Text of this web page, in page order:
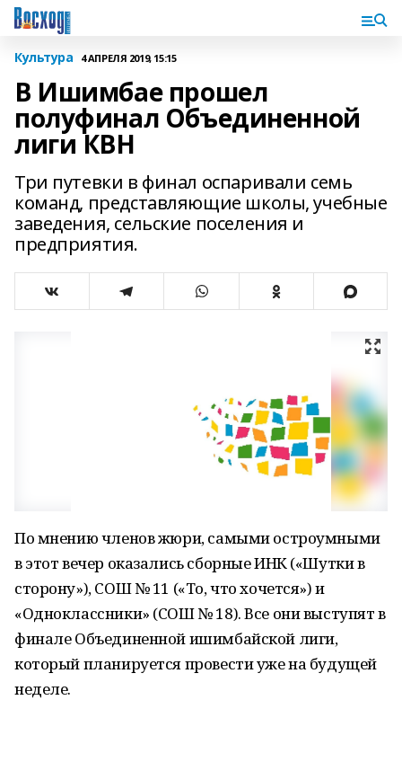
Культура 4 АПРЕЛЯ 2019, 15:15
В Ишимбае прошел
полуфинал Объединенной
лиги КВН
Три путевки в финал оспаривали семь
команд, представляющие школы, учебные
заведения, сельские поселения и
предприятия.
По мнению членов жюри, самыми остроумными
в этот вечер оказались сборные ИНК («Шутки в
сторону»), СОШ № 11 («То, что хочется») и
«Одноклассники» (СОШ № 18). Все они выступят в
финале Объединенной ишимбайской лиги,
который планируется провести уже на будущей
неделе.